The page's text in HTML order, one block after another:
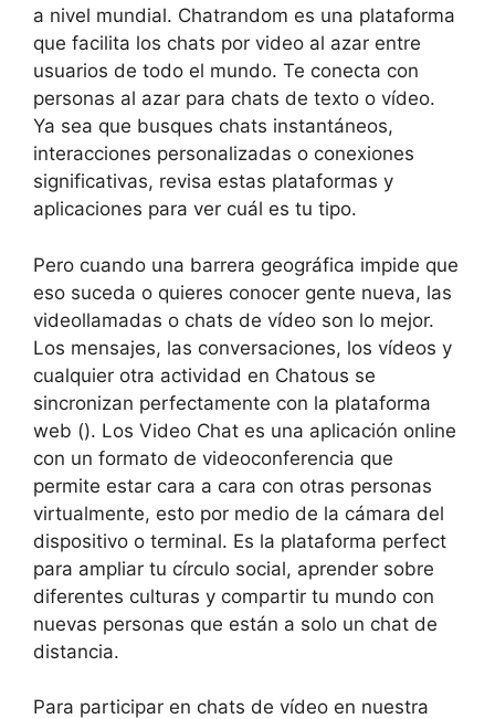
a nivel mundial. Chatrandom es una plataforma
que facilita los chats por video al azar entre
usuarios de todo el mundo. Te conecta con
personas al azar para chats de texto o vídeo.
Ya sea que busques chats instantáneos,
interacciones personalizadas o conexiones
significativas, revisa estas plataformas y
aplicaciones para ver cuál es tu tipo.
Pero cuando una barrera geográfica impide que
eso suceda o quieres conocer gente nueva, las
videollamadas o chats de vídeo son lo mejor.
Los mensajes, las conversaciones, los vídeos y
cualquier otra actividad en Chatous se
sincronizan perfectamente con la plataforma
web (). Los Video Chat es una aplicación online
con un formato de videoconferencia que
permite estar cara a cara con otras personas
virtualmente, esto por medio de la cámara del
dispositivo o terminal. Es la plataforma perfect
para ampliar tu círculo social, aprender sobre
diferentes culturas y compartir tu mundo con
nuevas personas que están a solo un chat de
distancia.
Para participar en chats de vídeo en nuestra